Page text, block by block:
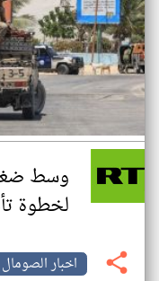
وسط
لخطوة
اخبار الصومال